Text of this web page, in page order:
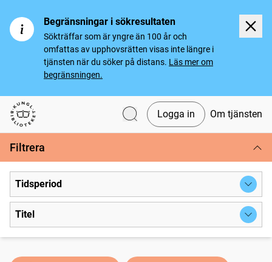
Begränsningar i sökresultaten
Sökträffar som är yngre än 100 år och
omfattas av upphovsrätten visas inte längre i
tjänsten när du söker på distans. Läs mer om
begränsningen.
Svenska tidningar
Logga in Om tjänsten
Filtrera
Tidsperiod
Titel